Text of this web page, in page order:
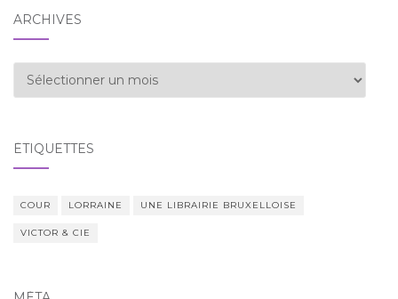
ARCHIVES
Archives
ÉTIQUETTES
COUR LORRAINE UNE LIBRAIRIE BRUXELLOISE
VICTOR & CIE